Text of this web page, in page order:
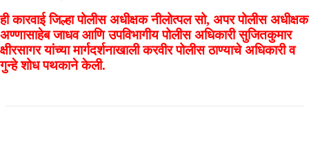
ही कारवाई जिल्हा पोलीस अधीक्षक नीलोत्पल सो, अपर पोलीस अधीक्षक
अण्णासाहेब जाधव आणि उपविभागीय पोलीस अधिकारी सुजितकुमार
क्षीरसागर यांच्या मार्गदर्शनाखाली करवीर पोलीस ठाण्याचे अधिकारी व
गुन्हे शोध पथकाने केली.